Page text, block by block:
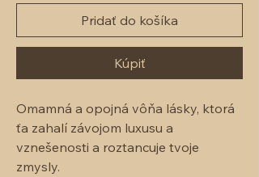
Pridať do košíka
Kúpiť
Omamná a opojná vôňa lásky, ktorá
ťa zahalí závojom luxusu a
vznešenosti a roztancuje tvoje
zmysly.